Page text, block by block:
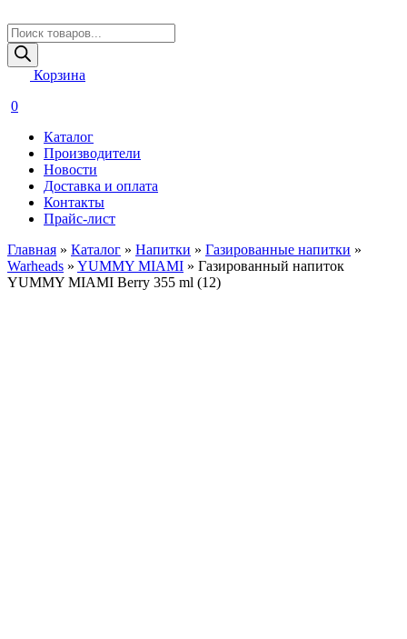
Поиск
товаров
Корзина
0
Каталог
Производители
Новости
Доставка и оплата
Контакты
Прайс-лист
Главная » Каталог » Напитки » Газированные напитки »
Warheads » YUMMY MIAMI » Газированный напиток
YUMMY MIAMI Berry 355 ml (12)